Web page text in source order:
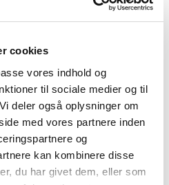
cookies
vores indhold og
til sociale medier og til
deler også oplysninger om
med vores partnere inden
og
kan kombinere disse
du har givet dem, eller som
➜